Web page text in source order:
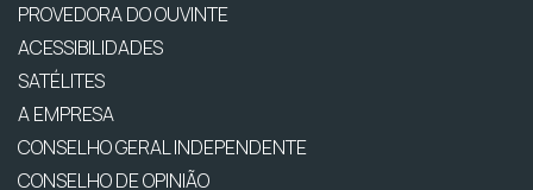
PROVEDORA DO OUVINTE
ACESSIBILIDADES
SATÉLITES
A EMPRESA
CONSELHO GERAL INDEPENDENTE
CONSELHO DE OPINIÃO